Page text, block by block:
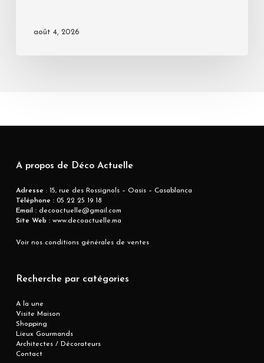
août 4, 2026
A propos de Déco Actuelle
Adresse : 15, rue des Rossignols – Oasis – Casablanca
Téléphone :05 22 25 19 18
Email :decoactuelle@gmail.com
Site Web :www.decoactuelle.ma
Voir nos conditions générales de ventes
Recherche par catégories
A la une
Visite Maison
Shopping
Lieux Gourmands
Architectes / Décorateurs
Contact